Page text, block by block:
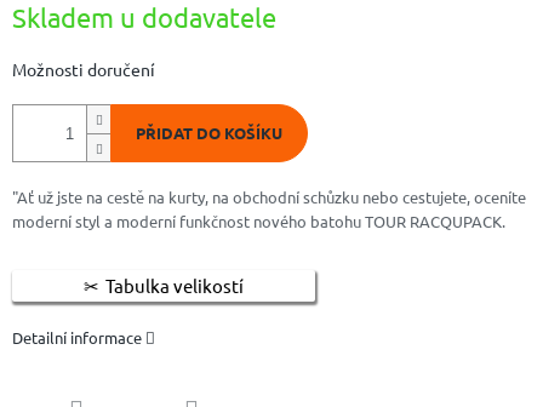
cena:
Skladem u dodavatele
Možnosti doručení
PŘIDAT DO KOŠÍKU
"Ať už jste na cestě na kurty, na obchodní schůzku nebo cestujete, oceníte
moderní styl a moderní funkčnost nového batohu TOUR RACQUPACK.
Tabulka velikostí
Detailní informace